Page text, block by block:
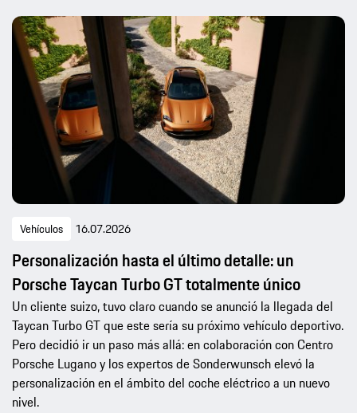
Vehículos 16.07.2026
Personalización hasta el último detalle: un
Porsche Taycan Turbo GT totalmente único
Un cliente suizo, tuvo claro cuando se anunció la llegada del
Taycan Turbo GT que este sería su próximo vehículo deportivo.
Pero decidió ir un paso más allá: en colaboración con Centro
Porsche Lugano y los expertos de Sonderwunsch elevó la
personalización en el ámbito del coche eléctrico a un nuevo
nivel.